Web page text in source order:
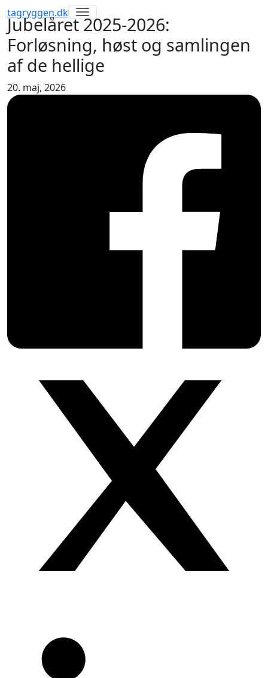
tagryggen.dk Toggle navigation
Jubelåret 2025-2026:
Forløsning, høst og samlingen
af de hellige
20. maj, 2026